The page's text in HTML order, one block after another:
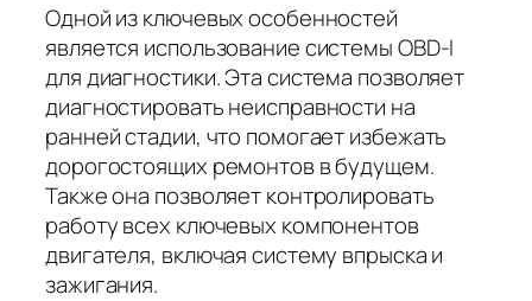
Одной из ключевых особенностей
является использование системы OBD-I
для диагностики. Эта система позволяет
диагностировать неисправности на
ранней стадии, что помогает избежать
дорогостоящих ремонтов в будущем.
Также она позволяет контролировать
работу всех ключевых компонентов
двигателя, включая систему впрыска и
зажигания.